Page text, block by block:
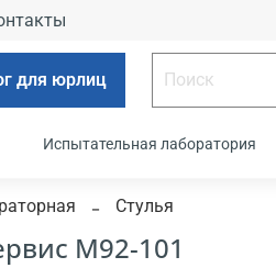
для юрлиц
Испытательная лаборатория
Стулья
М92-101